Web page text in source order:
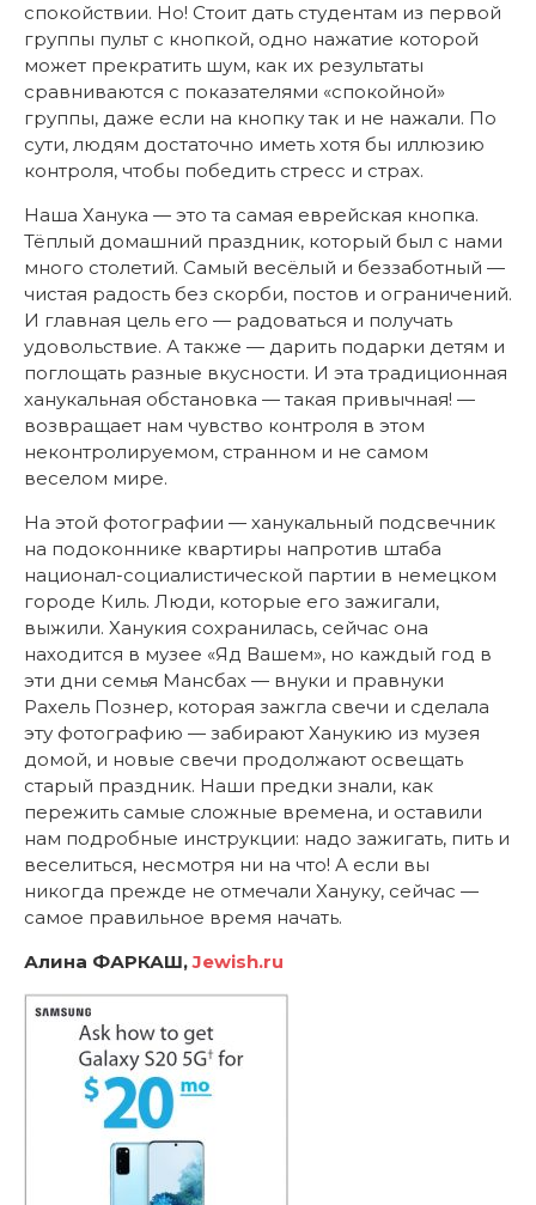
спокойствии. Но! Стоит дать студентам из первой
группы пульт с кнопкой, одно нажатие которой
может прекратить шум, как их результаты
сравниваются с показателями «спокойной»
группы, даже если на кнопку так и не нажали. По
сути, людям достаточно иметь хотя бы иллюзию
контроля, чтобы победить стресс и страх.
Наша Ханука — это та самая еврейская кнопка.
Тёплый домашний праздник, который был с нами
много столетий. Самый весёлый и беззаботный —
чистая радость без скорби, постов и ограничений.
И главная цель его — радоваться и получать
удовольствие. А также — дарить подарки детям и
поглощать разные вкусности. И эта традиционная
ханукальная обстановка — такая привычная! —
возвращает нам чувство контроля в этом
неконтролируемом, странном и не самом
веселом мире.
На этой фотографии — ханукальный подсвечник
на подоконнике квартиры напротив штаба
национал-социалистической партии в немецком
городе Киль. Люди, которые его зажигали,
выжили. Ханукия сохранилась, сейчас она
находится в музее «Яд Вашем», но каждый год в
эти дни семья Мансбах — внуки и правнуки
Рахель Познер, которая зажгла свечи и сделала
эту фотографию — забирают Ханукию из музея
домой, и новые свечи продолжают освещать
старый праздник. Наши предки знали, как
пережить самые сложные времена, и оставили
нам подробные инструкции: надо зажигать, пить и
веселиться, несмотря ни на что! А если вы
никогда прежде не отмечали Хануку, сейчас —
самое правильное время начать.
Алина ФАРКАШ,Jewish.ru